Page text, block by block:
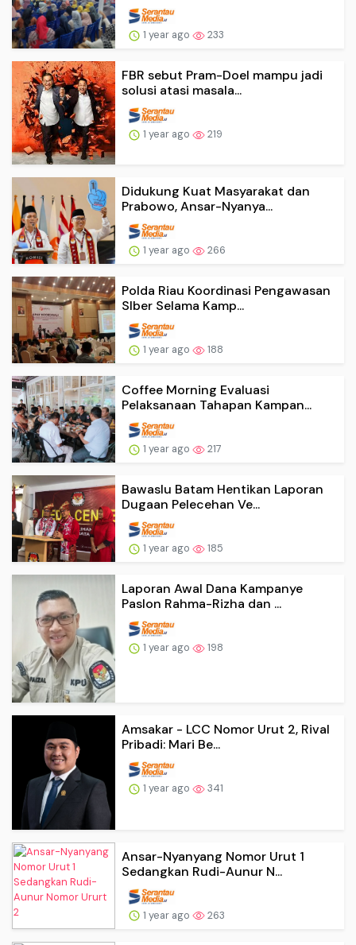
1 year ago 233
FBR sebut Pram-Doel mampu jadi
solusi atasi masala...
1 year ago 219
Didukung Kuat Masyarakat dan
Prabowo, Ansar-Nyanya...
1 year ago 266
Polda Riau Koordinasi Pengawasan
SIber Selama Kamp...
1 year ago 188
Coffee Morning Evaluasi
Pelaksanaan Tahapan Kampan...
1 year ago 217
Bawaslu Batam Hentikan Laporan
Dugaan Pelecehan Ve...
1 year ago 185
Laporan Awal Dana Kampanye
Paslon Rahma-Rizha dan ...
1 year ago 198
Amsakar - LCC Nomor Urut 2, Rival
Pribadi: Mari Be...
1 year ago 341
Ansar-Nyanyang Nomor Urut 1
Sedangkan Rudi-Aunur N...
1 year ago 263